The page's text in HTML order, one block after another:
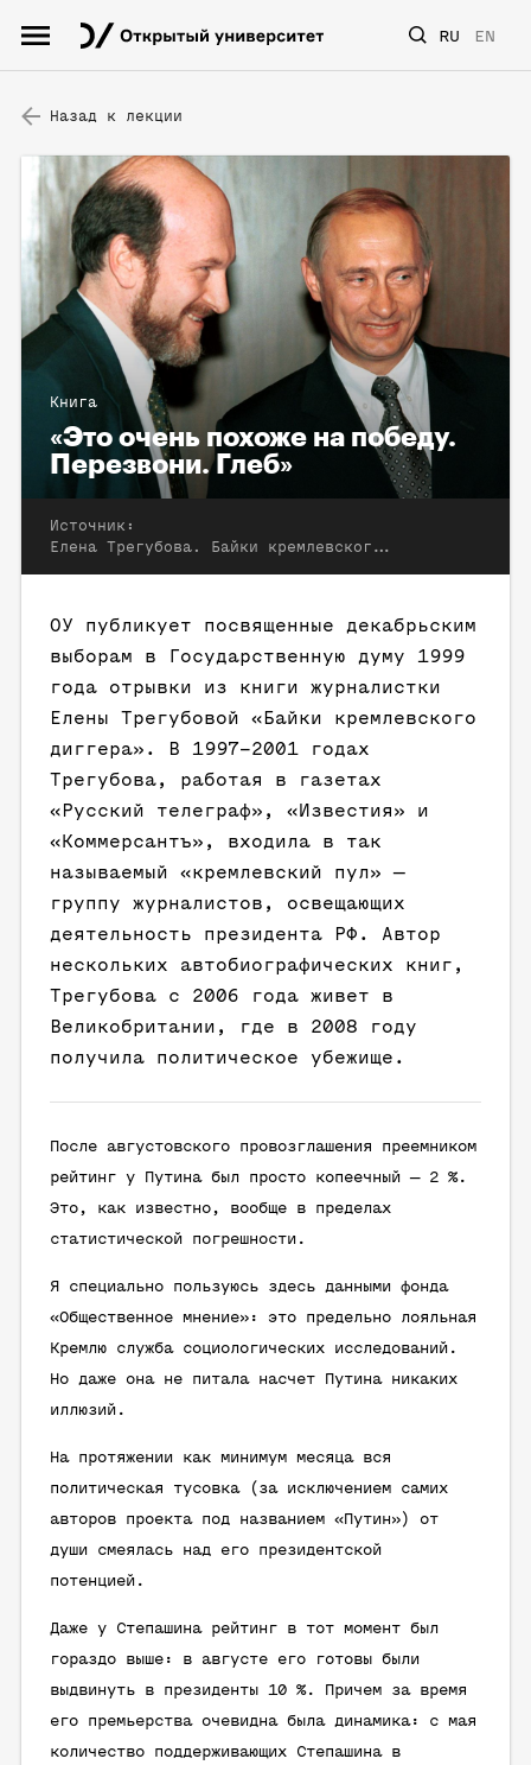
RU EN
Назад к лекции
Книга
«Это очень похоже на победу.
Перезвони. Глеб»
Источник:
Елена Трегубова. Байки кремлевского диггера. М.: Ad marginem, 2003
ОУ публикует посвященные декабрьским
выборам в Государственную думу 1999
года отрывки из книги журналистки
Елены Трегубовой «Байки кремлевского
диггера». В 1997–2001 годах
Трегубова, работая в газетах
«Русский телеграф», «Известия» и
«Коммерсантъ», входила в так
называемый «кремлевский пул» —
группу журналистов, освещающих
деятельность президента РФ. Автор
нескольких автобиографических книг,
Трегубова с 2006 года живет в
Великобритании, где в 2008 году
получила политическое убежище.
После августовского провозглашения преемником
рейтинг у Путина был просто копеечный — 2 %.
Это, как известно, вообще в пределах
статистической погрешности.
Я специально пользуюсь здесь данными фонда
«Общественное мнение»: это предельно лояльная
Кремлю служба социологических исследований.
Но даже она не питала насчет Путина никаких
иллюзий.
На протяжении как минимум месяца вся
политическая тусовка (за исключением самих
авторов проекта под названием «Путин») от
души смеялась над его президентской
потенцией.
Даже у Степашина рейтинг в тот момент был
гораздо выше: в августе его готовы были
выдвинуть в президенты 10 %. Причем за время
его премьерства очевидна была динамика: с мая
количество поддерживающих Степашина в